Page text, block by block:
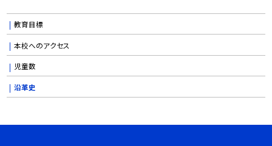
教育目標
本校へのアクセス
児童数
沿革史